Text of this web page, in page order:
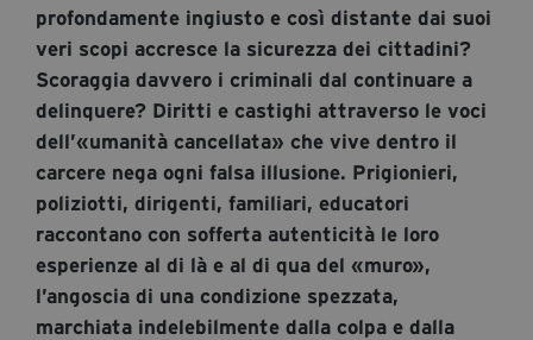
profondamente ingiusto e così distante dai suoi
veri scopi accresce la sicurezza dei cittadini?
Scoraggia davvero i criminali dal continuare a
delinquere? Diritti e castighi attraverso le voci
dell’«umanità cancellata» che vive dentro il
carcere nega ogni falsa illusione. Prigionieri,
poliziotti, dirigenti, familiari, educatori
raccontano con sofferta autenticità le loro
esperienze al di là e al di qua del «muro»,
l’angoscia di una condizione spezzata,
marchiata indelebilmente dalla colpa e dalla